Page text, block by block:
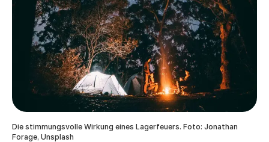
Die stimmungsvolle Wirkung eines Lagerfeuers. Foto: Jonathan
Forage, Unsplash